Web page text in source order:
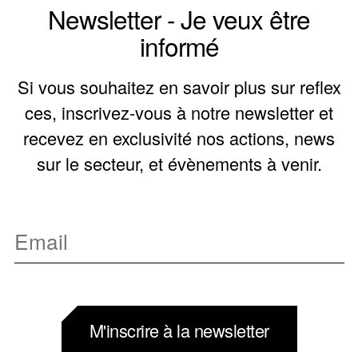
Newsletter - Je veux être
informé
Si vous souhaitez en savoir plus sur reflex
ces, inscrivez-vous à notre newsletter et
recevez en exclusivité nos actions, news
sur le secteur, et évènements à venir.
M'inscrire à la newsletter